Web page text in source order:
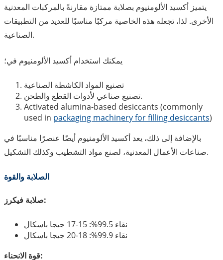
يتميز أكسيد الألومنيوم بصلابة ممتازة مقارنةً بالمركبات المعدنية
الأخرى. لذا، تجعله هذه الخاصية مركبًا مناسبًا للعديد من التطبيقات
الصناعية.
يمكنك استخدام أكسيد الألومنيوم في؛
تصنيع المواد الكاشطة الصناعية
تصنيع صناعي لأدوات القطع والطحن.
Activated alumina-based desiccants (commonly
used in packaging machinery for filling desiccants)
بالإضافة إلى ذلك، يعد أكسيد الألومنيوم أيضًا عنصرًا مناسبًا في
صناعات الأعمال المعدنية، لصنع مواد التشطيب وكذلك التشكيل.
الصلابة والقوة
صلابة فيكرز:
نقاء 99.5%: 15-17 جيجا باسكال
نقاء 99.9%: 18-20 جيجا باسكال
قوة الانحناء: